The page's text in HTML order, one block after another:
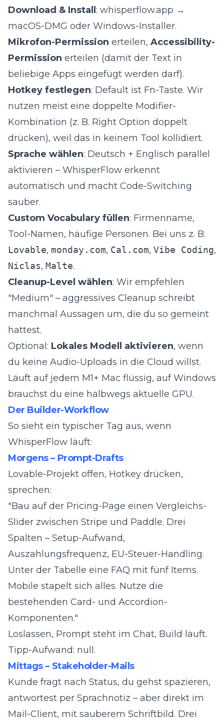
Download & Install : whisperflow.app →
macOS-DMG oder Windows-Installer.
Mikrofon-Permission erteilen, Accessibility-
Permission erteilen (damit der Text in
beliebige Apps eingefügt werden darf).
Hotkey festlegen: Default ist Fn-Taste. Wir
nutzen meist eine doppelte Modifier-
Kombination (z. B. Right Option doppelt
drücken), weil das in keinem Tool kollidiert.
Sprache wählen: Deutsch + Englisch parallel
aktivieren – WhisperFlow erkennt
automatisch und macht Code-Switching
sauber.
Custom Vocabulary füllen: Firmenname,
Tool-Namen, häufige Personen. Bei uns z. B.
Lovable, monday.com, Cal.com, Vibe Coding,
Niclas, Malte.
Cleanup-Level wählen: Wir empfehlen
"Medium" – aggressives Cleanup schreibt
manchmal Aussagen um, die du so gemeint
hattest.
Optional: Lokales Modell aktivieren, wenn
du keine Audio-Uploads in die Cloud willst.
Läuft auf jedem M1+ Mac flüssig, auf Windows
brauchst du eine halbwegs aktuelle GPU.
Der Builder-Workflow
So sieht ein typischer Tag aus, wenn
WhisperFlow läuft:
Morgens – Prompt-Drafts
Lovable-Projekt offen, Hotkey drücken,
sprechen:
"Bau auf der Pricing-Page einen Vergleichs-
Slider zwischen Stripe und Paddle. Drei
Spalten – Setup-Aufwand,
Auszahlungsfrequenz, EU-Steuer-Handling.
Unter der Tabelle eine FAQ mit fünf Items.
Mobile stapelt sich alles. Nutze die
bestehenden Card- und Accordion-
Komponenten."
Loslassen, Prompt steht im Chat, Build läuft.
Tipp-Aufwand: null.
Mittags – Stakeholder-Mails
Kunde fragt nach Status, du gehst spazieren,
antwortest per Sprachnotiz – aber direkt im
Mail-Client, mit sauberem Schriftbild. Drei